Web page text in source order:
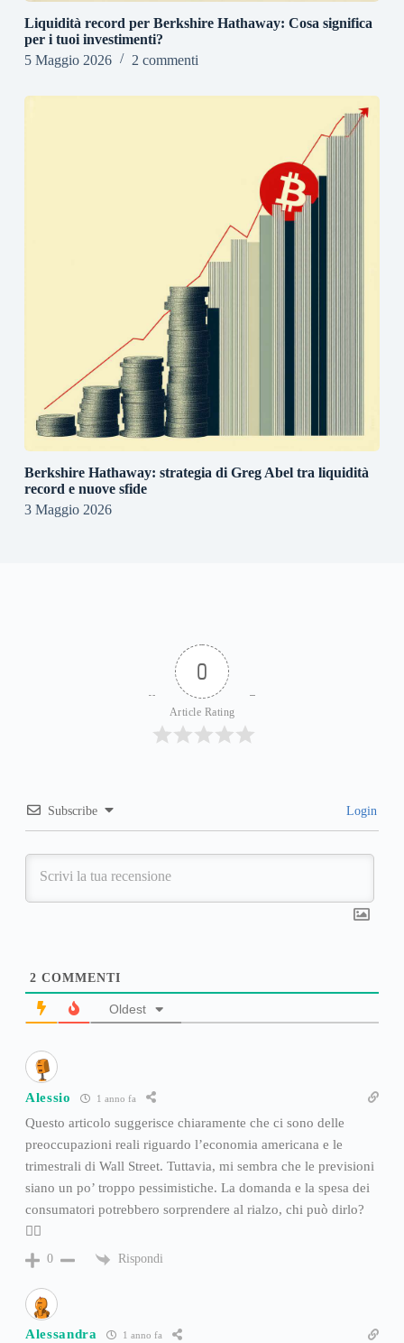
Liquidità record per Berkshire Hathaway: Cosa significa
per i tuoi investimenti?
5 Maggio 2026
2 commenti
Berkshire Hathaway: strategia di Greg Abel tra liquidità
record e nuove sfide
3 Maggio 2026
0
Article Rating
Subscribe Login
2 COMMENTI
Oldest
Alessio 1 anno fa
Questo articolo suggerisce chiaramente che ci sono delle
preoccupazioni reali riguardo l’economia americana e le
trimestrali di Wall Street. Tuttavia, mi sembra che le previsioni
siano un po’ troppo pessimistiche. La domanda e la spesa dei
consumatori potrebbero sorprendere al rialzo, chi può dirlo?
🤷‍♂️
0 Rispondi
Alessandra 1 anno fa